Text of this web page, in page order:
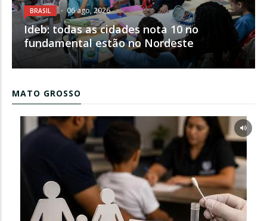
BRASIL 06 ago, 2026
Ideb: todas as cidades nota 10 no
fundamental estão no Nordeste
MATO GROSSO